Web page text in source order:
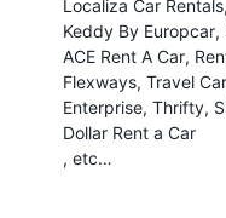
Localiza Car Rentals
Keddy By Europcar
ACE Rent A Car
Flexways Travel Car
Enterprise Thrifty
Dollar Rent a Car
, etc…